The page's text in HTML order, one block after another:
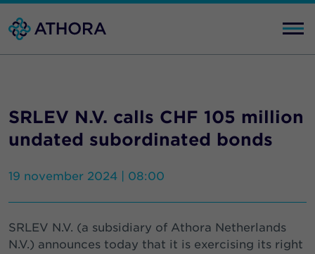
SRLEV N.V. calls CHF 105 million
undated subordinated bonds
19 november 2024 | 08:00
SRLEV N.V. (a subsidiary of Athora Netherlands
N.V.) announces today that it is exercising its right